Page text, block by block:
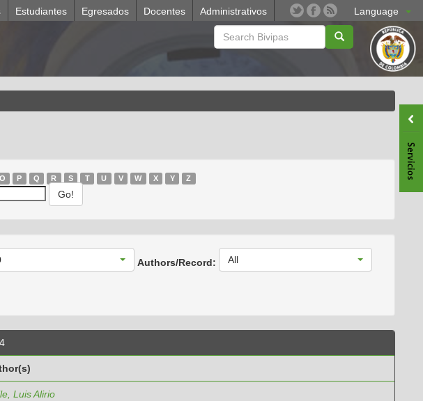
Language
Estudiantes Egresados Docentes Administrativos
O P Q R S T U V W X Y Z
Authors/Record: All
Luis Alirio